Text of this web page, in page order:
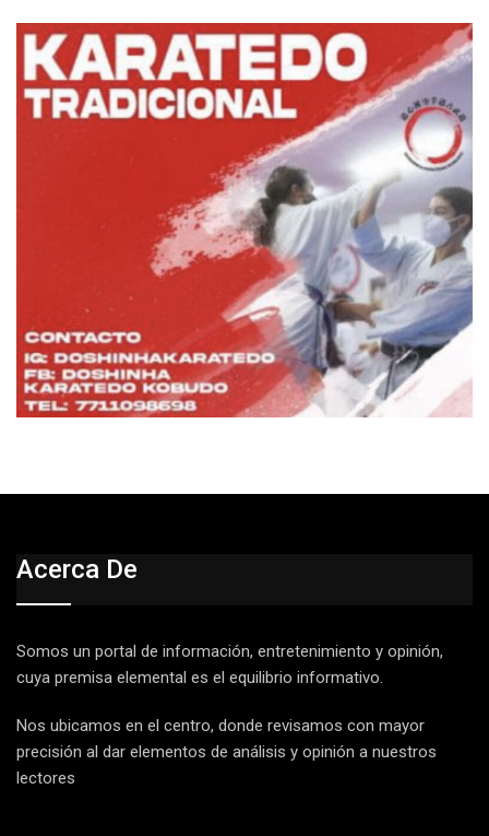
Acerca De
Somos un portal de información, entretenimiento y opinión,
cuya premisa elemental es el equilibrio informativo.
Nos ubicamos en el centro, donde revisamos con mayor
precisión al dar elementos de análisis y opinión a nuestros
lectores